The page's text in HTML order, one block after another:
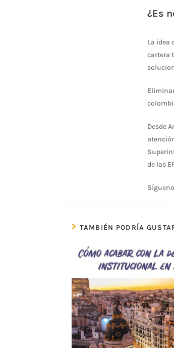
¿Es
La idea
cartera
Desde
de las
TAMBIÉN PODRÍA